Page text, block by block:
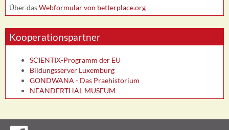
Über dasWebformular von betterplace.org
Kooperationspartner
SCIENTIX-Programm der EU
Bildungsserver Luxemburg
GONDWANA - Das Praehistorium
NEANDERTHAL MUSEUM